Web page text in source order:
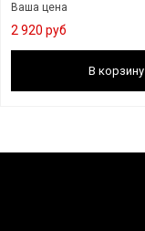
Ваша цена
2 920 руб
В корзину